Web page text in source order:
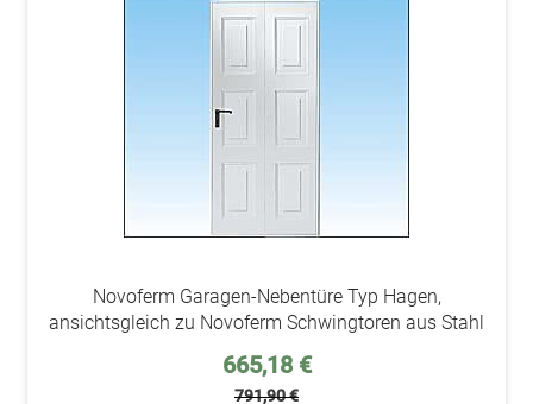
Novoferm Garagen-Nebentüre Typ Hagen,
ansichtsgleich zu Novoferm Schwingtoren aus Stahl
Sonderpreis
665,18 €
791,90 €